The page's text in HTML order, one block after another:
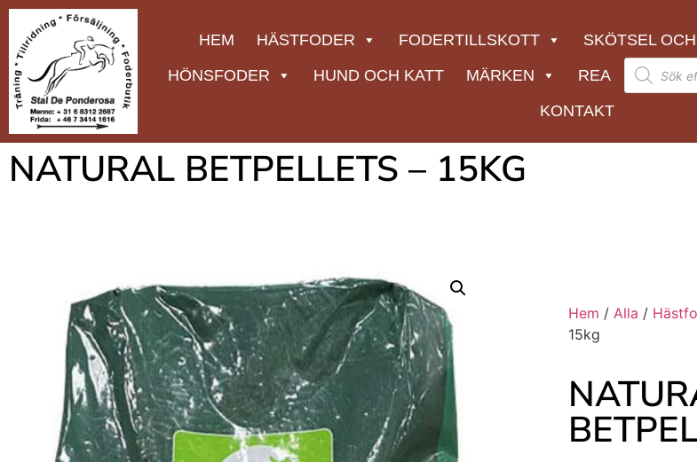
HEM HÄSTFODER FODERTILLSKOTT SKÖTSEL
HÖNSFODER
HUND OCH KATT MÄRKEN REA
KONTAKT
NATURAL BETPELLETS – 15KG
Hem / Alla /
15kg